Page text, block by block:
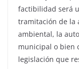
factibilidad será
tramitación de la
ambiental, la
municipal o bien
legislación que